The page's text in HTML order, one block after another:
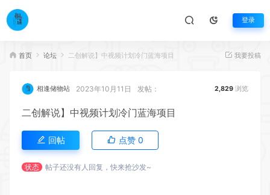
登录
首页 论坛 二创解说】中视频计划冷门蓝海项目 我要投稿
相逢储物站 2023年10月11日 发帖： 2,829 浏览
二创解说】中视频计划冷门蓝海项目
回帖 点赞 0
状态 帖子还没有人回复，快来抢沙发~